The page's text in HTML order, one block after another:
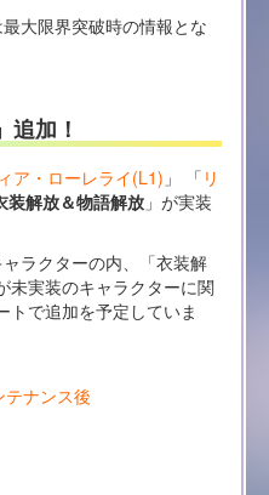
大限界突破時の情報とな
追加！
ア・ローレライ(L1) 」 「 リ
装解放＆物語解放」が実装
ラクターの内、「衣装解
未実装のキャラクターに関
トで追加を予定していま
ナンス後